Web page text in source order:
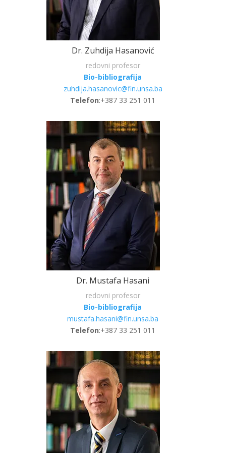
Dr. Zuhdija Hasanović
redovni profesor
Bio-bibliografija
zuhdija.hasanovic@fin.unsa.ba
Telefon:+387 33 251 011
Dr. Mustafa Hasani
redovni profesor
Bio-bibliografija
mustafa.hasani@fin.unsa.ba
Telefon:+387 33 251 011